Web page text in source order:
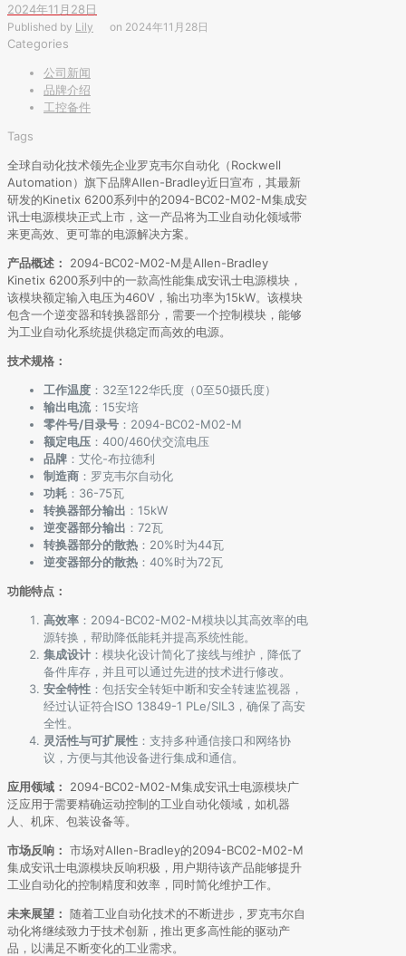
2024年11月28日
Published by Lily on 2024年11月28日
Categories
公司新闻
品牌介绍
工控备件
Tags
全球自动化技术领先企业罗克韦尔自动化（Rockwell
Automation）旗下品牌Allen-Bradley近日宣布，其最新
研发的Kinetix 6200系列中的2094-BC02-M02-M集成安
讯士电源模块正式上市，这一产品将为工业自动化领域带
来更高效、更可靠的电源解决方案。
产品概述：
2094-BC02-M02-M是Allen-Bradley
Kinetix 6200系列中的一款高性能集成安讯士电源模块，
该模块额定输入电压为460V，输出功率为15kW。该模块
包含一个逆变器和转换器部分，需要一个控制模块，能够
为工业自动化系统提供稳定而高效的电源。
技术规格：
工作温度 ：32至122华氏度（0至50摄氏度）
输出电流：15安培
零件号/目录号 ：2094-BC02-M02-M
额定电压 ：400/460伏交流电压
品牌 ：艾伦-布拉德利
制造商 ：罗克韦尔自动化
功耗 ：36-75瓦
转换器部分输出 ：15kW
逆变器部分输出 ：72瓦
转换器部分的散热 ：20%时为44瓦
逆变器部分的散热 ：40%时为72瓦
功能特点：
高效率 ：2094-BC02-M02-M模块以其高效率的电
源转换，帮助降低能耗并提高系统性能。
集成设计 ：模块化设计简化了接线与维护，降低了
备件库存，并且可以通过先进的技术进行修改。
安全特性 ：包括安全转矩中断和安全转速监视器，
经过认证符合ISO 13849-1 PLe/SIL3，确保了高安
全性。
灵活性与可扩展性 ：支持多种通信接口和网络协
议，方便与其他设备进行集成和通信。
应用领域：
2094-BC02-M02-M集成安讯士电源模块广
泛应用于需要精确运动控制的工业自动化领域，如机器
人、机床、包装设备等。
市场反响： 市场对Allen-Bradley的2094-BC02-M02-M
集成安讯士电源模块反响积极，用户期待该产品能够提升
工业自动化的控制精度和效率，同时简化维护工作。
未来展望： 随着工业自动化技术的不断进步，罗克韦尔自
动化将继续致力于技术创新，推出更多高性能的驱动产
品，以满足不断变化的工业需求。